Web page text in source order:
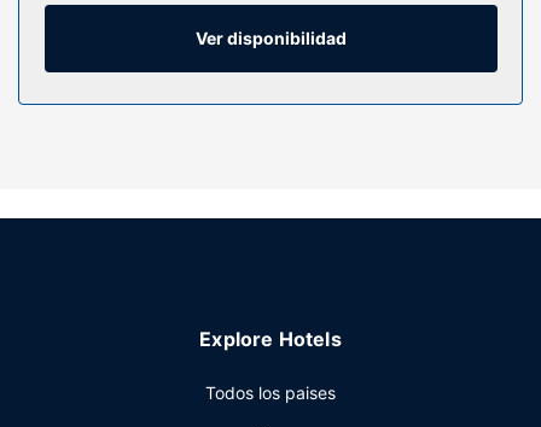
comodidades, se incluyen escritorio y cafetera y tetera.
recreativas a tu disposición, no te quedará ni un minuto
Ver disponibilidad
Explore Hotels
Todos los paises